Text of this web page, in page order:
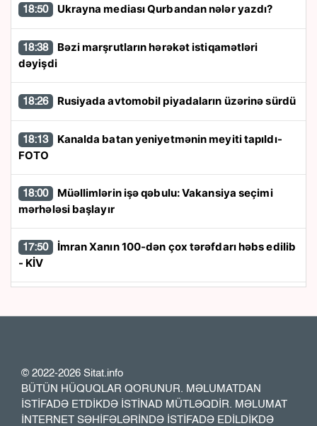
18:50 Ukrayna mediası Qurbandan nələr yazdı?
18:38
dəyişdi
18:26 Rusiyada avtomobil piyadaların üzərinə sürdü
18:13
FOTO
18:00
mərhələsi başlayır
17:50
- KİV
forma satdı
tədarük etməyə hazırdır”
17:23 Rusiya XİN: İrəvan Moskva ilə konstruktiv
© 2022-2026 Sitat.info
BÜTÜN HÜQUQLAR QORUNUR. MƏLUMATDAN
İSTİFADƏ ETDİKDƏ İSTİNAD MÜTLƏQDİR. MƏLUMAT
İNTERNET SƏHİFƏLƏRİNDƏ İSTİFADƏ EDİLDİKDƏ